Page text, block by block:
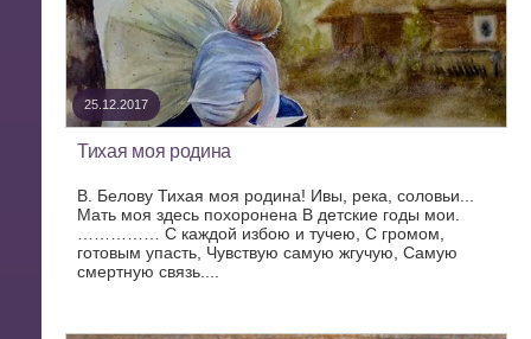
25.12.2017
Тихая моя родина
В. Белову Тихая моя родина! Ивы, река, соловьи...
Мать моя здесь похоронена В детские годы мои.
…………… С каждой избою и тучею, С громом,
готовым упасть, Чувствую самую жгучую, Самую
смертную связь....